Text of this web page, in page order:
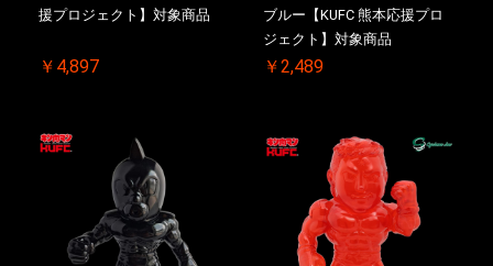
援プロジェクト】対象商品
￥4,897
ブルー【KUFC 熊本応援プロ
ジェクト】対象商品
￥2,489